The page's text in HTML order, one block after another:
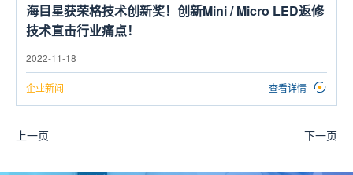
海目星获荣格技术创新奖！创新Mini / Micro LED返修
技术直击行业痛点！
2022-11-18
企业新闻 查看详情
上一页 下一页